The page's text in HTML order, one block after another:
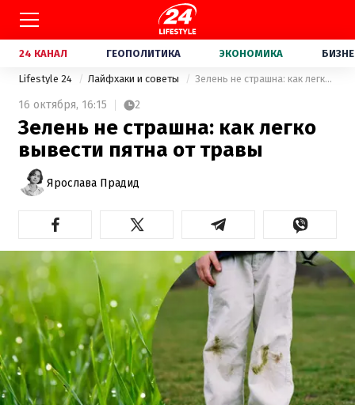
24 КАНАЛ ГЕОПОЛИТИКА ЭКОНОМИКА
Lifestyle 24 Лайфхаки и советы Зелень не страшна: как легко вывести пятна от травы
16 октября, 16:15 2
Зелень не страшна: как легко
вывести пятна от травы
Ярослава Прадид